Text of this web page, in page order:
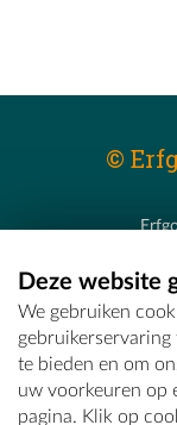
©
Deze website
We gebruiken
te bieden en om
uw voorkeuren op
pagina. Klik op